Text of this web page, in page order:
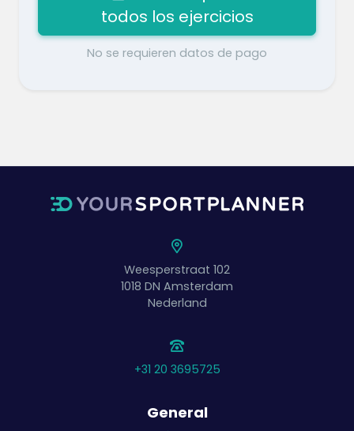
todos los ejercicios
No se requieren datos de pago
Weesperstraat 102
1018 DN Amsterdam
Nederland
+31 20 3695725
General